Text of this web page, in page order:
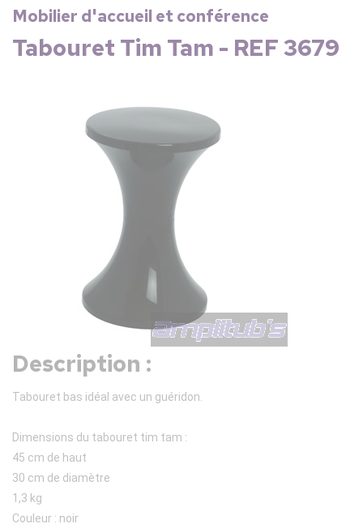
Mobilier d'accueil et conférence
Tabouret Tim Tam - REF 3679
Description :
Tabouret bas idéal avec un guéridon.
Dimensions du tabouret tim tam :
45 cm de haut
30 cm de diamètre
1,3 kg
Couleur : noir